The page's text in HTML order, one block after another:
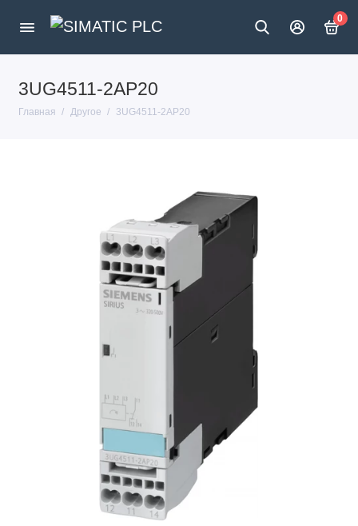
0
3UG4511-2AP20
Главная Другое 3UG4511-2AP20